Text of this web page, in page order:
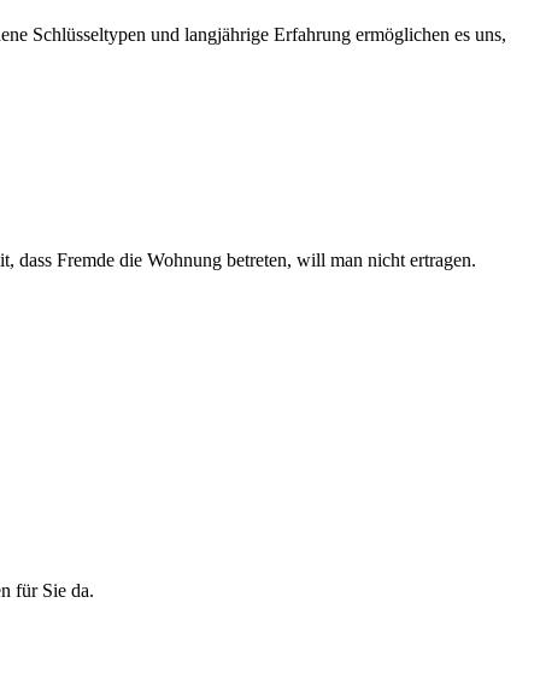
Schlüsseltypen und langjährige Erfahrung ermöglichen es uns,
dass Fremde die Wohnung betreten, will man nicht ertragen.
für Sie da.